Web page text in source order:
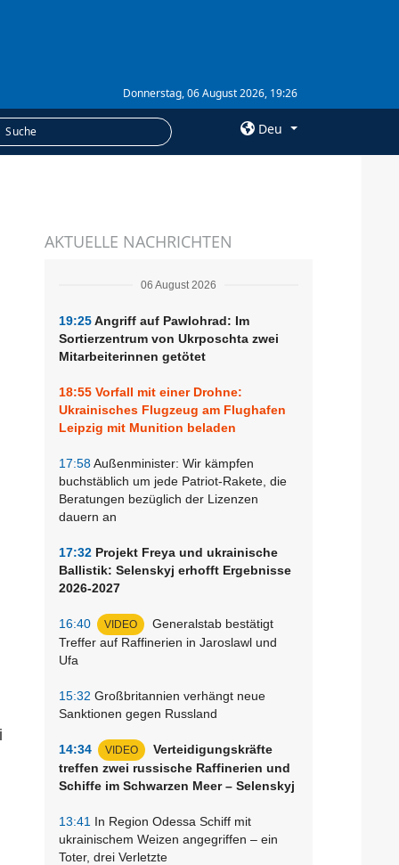
Donnerstag, 06 August 2026, 19:26
Deu
Abonnement
AKTUELLE NACHRICHTEN
06 August 2026
19:25Angriff auf Pawlohrad: Im
Sortierzentrum von Ukrposchta zwei
Mitarbeiterinnen getötet
18:55 Vorfall mit einer Drohne:
Ukrainisches Flugzeug am Flughafen
Leipzig mit Munition beladen
17:58Außenminister: Wir kämpfen
buchstäblich um jede Patriot-Rakete, die
Beratungen bezüglich der Lizenzen
dauern an
17:32 Projekt Freya und ukrainische
Ballistik: Selenskyj erhofft Ergebnisse
2026-2027
16:40 VIDEO
Generalstab bestätigt
Treffer auf Raffinerien in Jaroslawl und
Ufa
15:32 Großbritannien verhängt neue
Sanktionen gegen Russland
14:34 VIDEO
Verteidigungskräfte
treffen zwei russische Raffinerien und
Schiffe im Schwarzen Meer – Selenskyj
13:41 In Region Odessa Schiff mit
ukrainischem Weizen angegriffen – ein
Toter, drei Verletzte